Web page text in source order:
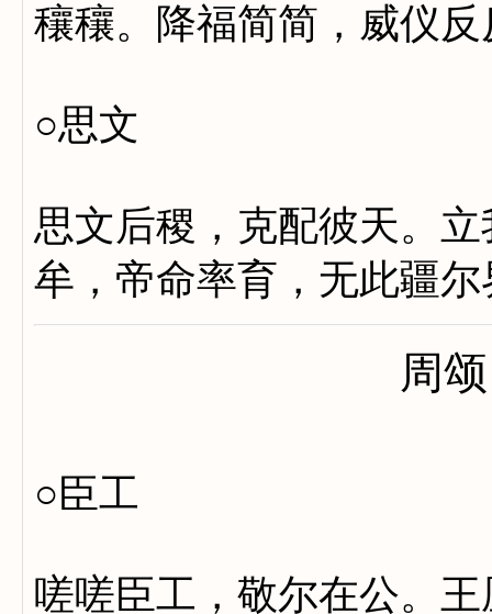
穰穰。降福简简，威仪
○思文
思文后稷，克配彼天。
牟，帝命率育，无此疆
周
○臣工
嗟嗟臣工，敬尔在公。